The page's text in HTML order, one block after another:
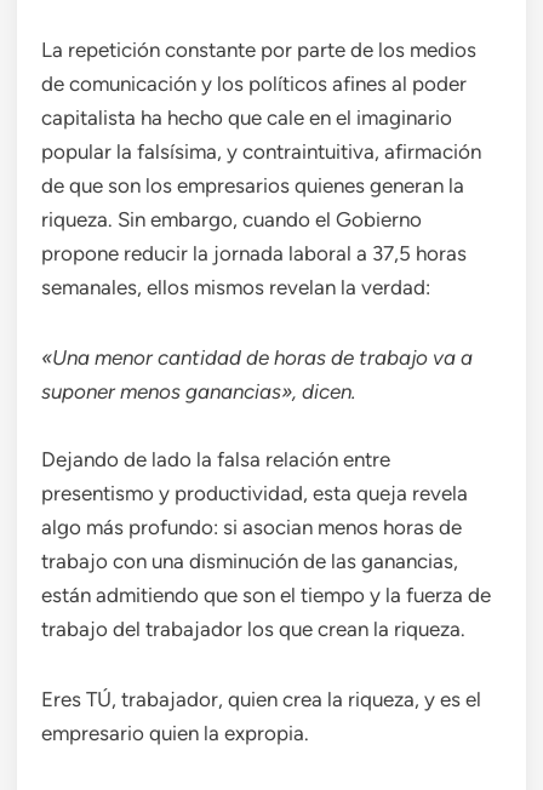
La repetición constante por parte de los medios
de comunicación y los políticos afines al poder
capitalista ha hecho que cale en el imaginario
popular la falsísima, y contraintuitiva, afirmación
de que son los empresarios quienes generan la
riqueza. Sin embargo, cuando el Gobierno
propone reducir la jornada laboral a 37,5 horas
semanales, ellos mismos revelan la verdad:
«Una menor cantidad de horas de trabajo va a
suponer menos ganancias», dicen.
Dejando de lado la falsa relación entre
presentismo y productividad, esta queja revela
algo más profundo: si asocian menos horas de
trabajo con una disminución de las ganancias,
están admitiendo que son el tiempo y la fuerza de
trabajo del trabajador los que crean la riqueza.
Eres TÚ, trabajador, quien crea la riqueza, y es el
empresario quien la expropia.